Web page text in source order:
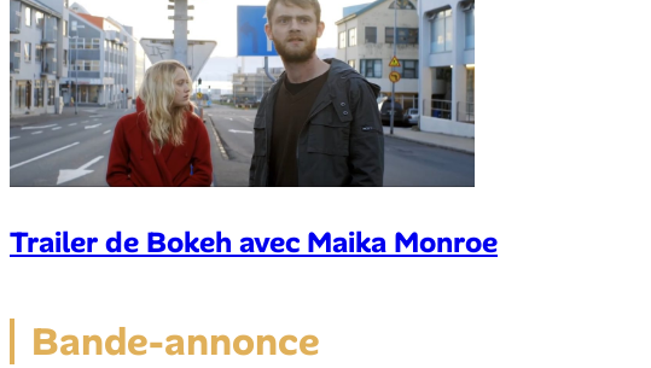
Trailer de Bokeh avec Maika Monroe
Bande-annonce